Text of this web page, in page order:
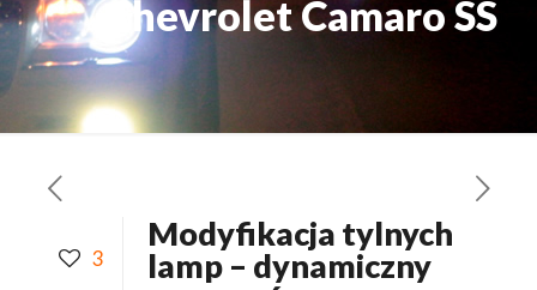
Chevrolet Camaro SS
3
Modyfikacja tylnych
lamp – dynamiczny